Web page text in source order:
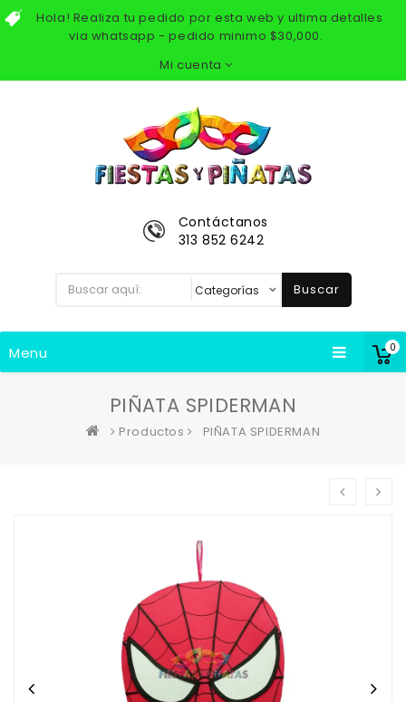
Hola! Realiza tu pedido por esta web y ultima detalles
via whatsapp - pedido minimo $30,000.
Mi cuenta
0
Contáctanos
313 852 6242
Buscar
Menu
PIÑATA SPIDERMAN
Productos PIÑATA SPIDERMAN